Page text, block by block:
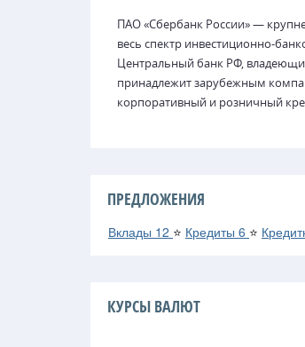
ПАО «Сбербанк России» —
весь спектр инвестиционно-
Центральный банк РФ,
принадлежит зарубежным
корпоративный и розничный
ПРЕДЛОЖЕНИЯ
Вклады 12 ⭐ Кредиты 6 ⭐
КУРСЫ ВАЛЮТ